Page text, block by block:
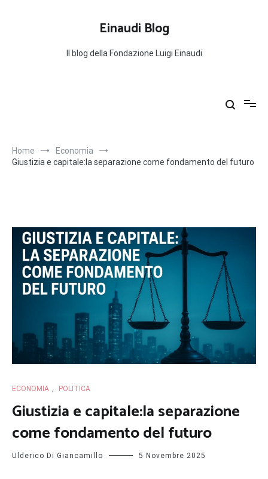
Einaudi Blog
Il blog della Fondazione Luigi Einaudi
Home
Economia
Giustizia e capitale:la separazione come fondamento del futuro
ECONOMIA , POLITICA
Giustizia e capitale:la separazione
come fondamento del futuro
Ulderico Di Giancamillo 5 Novembre 2025